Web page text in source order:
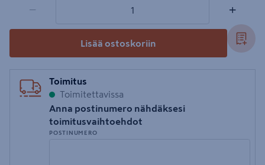
− +
Lisää ostoskoriin
Toimitus
Toimitettavissa
Anna postinumero nähdäksesi
toimitusvaihtoehdot
POSTINUMERO